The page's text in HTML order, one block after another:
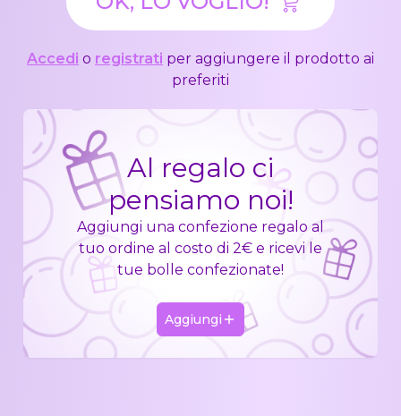
Accedi o registrati per aggiungere il prodotto ai
preferiti
Al regalo ci
pensiamo noi!
Aggiungi una confezione regalo al
tuo ordine al costo di 2€ e ricevi le
tue bolle confezionate!
Aggiungi